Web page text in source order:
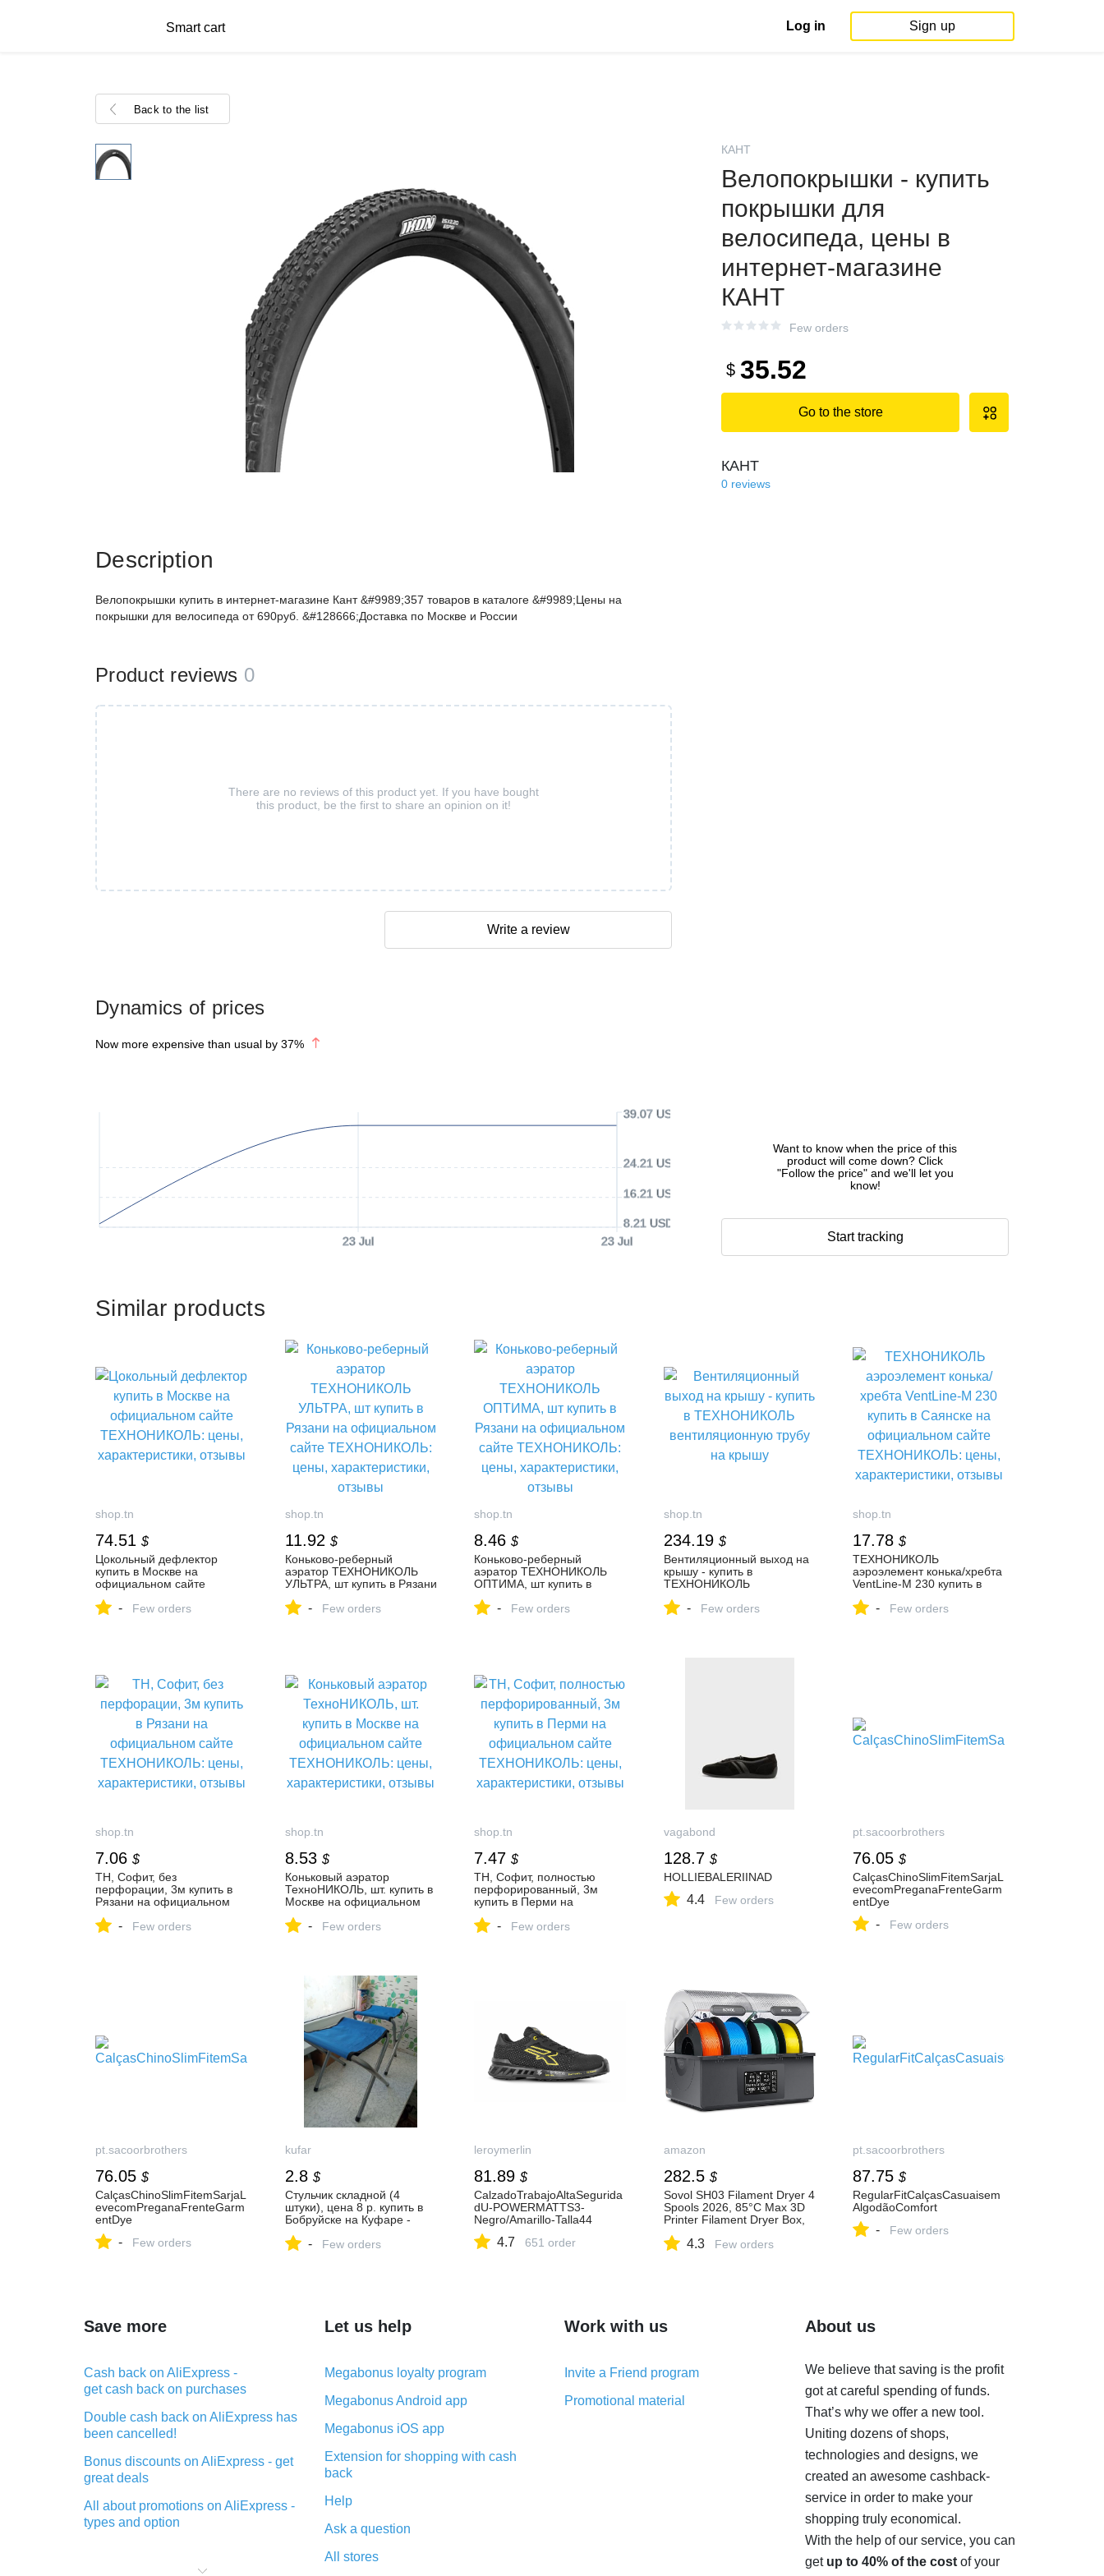
Smart cart Log in Sign up
Back to the list
КАНТ
Велопокрышки - купить
покрышки для
велосипеда, цены в
интернет-магазине
КАНТ
Few orders
$ 35.52
Go to the store
КАНТ
0 reviews
Dynamics of prices
Now more expensive than usual by 37%
23 Jul 23 Jul
8.21 USD
16.21 USD
24.21 USD
39.07 USD
Want to know when the price of this
product will come down? Click
"Follow the price" and we'll let you
know!
Start tracking
Description
Велопокрышки купить в интернет-магазине Кант &#9989;357 товаров в каталоге &#9989;Цены на
покрышки для велосипеда от 690руб. &#128666;Доставка по Москве и России
Product reviews 0
There are no reviews of this product yet. If you have bought
this product, be the first to share an opinion on it!
Write a review
Similar products
shop.tn
74.51 $
Цокольный дефлектор
купить в Москве на
официальном сайте
характеристики, отзывы
- Few orders
shop.tn
11.92 $
Коньково-реберный
аэратор ТЕХНОНИКОЛЬ
УЛЬТРА, шт купить в Рязани
ТЕХНОНИКОЛЬ: цены,
- Few orders
shop.tn
8.46 $
Коньково-реберный
аэратор ТЕХНОНИКОЛЬ
ОПТИМА, шт купить в
сайте ТЕХНОНИКОЛЬ:
- Few orders
shop.tn
234.19 $
Вентиляционный выход на
крышу - купить в
ТЕХНОНИКОЛЬ
крышу
- Few orders
shop.tn
17.78 $
ТЕХНОНИКОЛЬ
аэроэлемент конька/хребта
VentLine-M 230 купить в
сайте ТЕХНОНИКОЛЬ:
- Few orders
shop.tn
7.06 $
ТН, Софит, без
перфорации, 3м купить в
Рязани на официальном
цены, характеристики,
- Few orders
shop.tn
8.53 $
Коньковый аэратор
ТехноНИКОЛЬ, шт. купить в
Москве на официальном
цены, характеристики,
- Few orders
shop.tn
7.47 $
ТН, Софит, полностью
перфорированный, 3м
купить в Перми на
ТЕХНОНИКОЛЬ: цены,
- Few orders
vagabond
128.7 $
HOLLIEBALERIINAD
4.4 Few orders
pt.sacoorbrothers
76.05 $
CalçasChinoSlimFitemSarjaL
evecomPreganaFrenteGarm
entDye
- Few orders
pt.sacoorbrothers
76.05 $
CalçasChinoSlimFitemSarjaL
evecomPreganaFrenteGarm
entDye
- Few orders
kufar
2.8 $
Стульчик складной (4
штуки), цена 8 р. купить в
Бобруйске на Куфаре -
- Few orders
leroymerlin
81.89 $
CalzadoTrabajoAltaSegurida
dU-POWERMATTS3-
Negro/Amarillo-Talla44
4.7 651 order
amazon
282.5 $
Sovol SH03 Filament Dryer 4
Spools 2026, 85°C Max 3D
Printer Filament Dryer Box,
Fans/Car Moisture
4.3 Few orders
pt.sacoorbrothers
87.75 $
RegularFitCalçasCasuaisem
AlgodãoComfort
- Few orders
Save more
Cash back on AliExpress -
get cash back on purchases
Double cash back on AliExpress has
been cancelled!
Bonus discounts on AliExpress - get
great deals
All about promotions on AliExpress -
types and option
purchases on AliExpress - short and
Let us help
Megabonus loyalty program
Megabonus Android app
Megabonus iOS app
Extension for shopping with cash
back
Help
Ask a question
All stores
Work with us
Invite a Friend program
Promotional material
About us
We believe that saving is the profit
got at careful spending of funds.
That’s why we offer a new tool.
Uniting dozens of shops,
technologies and designs, we
created an awesome cashback-
service in order to make your
shopping truly economical.
With the help of our service, you can
get up to 40% of the costof your